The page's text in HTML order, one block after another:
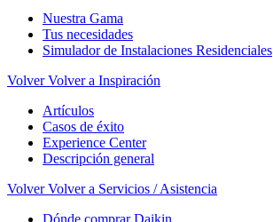
Nuestra Gama
Tus necesidades
Simulador de Instalaciones Residenciales
Volver Volver a Inspiración
Artículos
Casos de éxito
Experience Center
Descripción general
Volver Volver a Servicios / Asistencia
Dónde comprar Daikin